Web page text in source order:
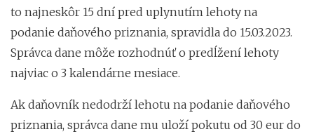
to najneskôr 15 dní pred uplynutím lehoty na
podanie daňového priznania, spravidla do 15.03.2023.
Správca dane môže rozhodnúť o predĺžení lehoty
najviac o 3 kalendárne mesiace.
Ak daňovník nedodrží lehotu na podanie daňového
priznania, správca dane mu uloží pokutu od 30 eur do